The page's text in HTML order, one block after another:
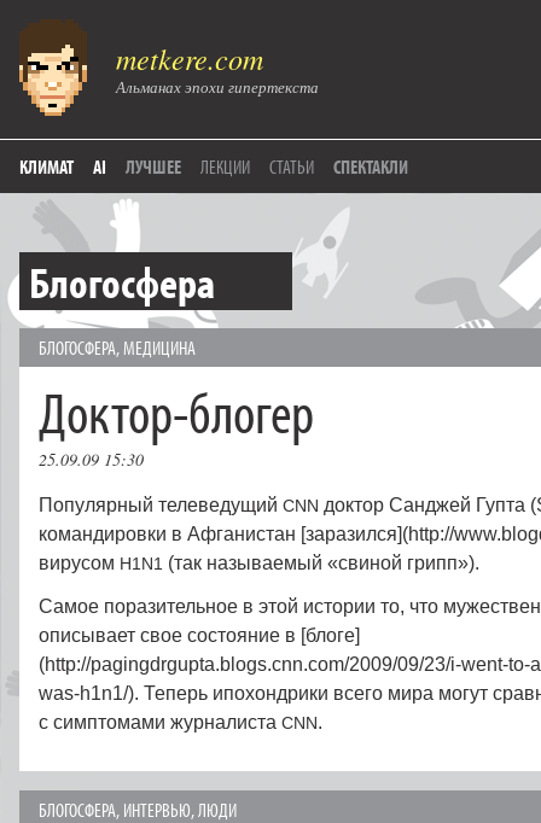
metkere.com
Альманах эпохи гипертекста
КЛИМАТ AI ЛУЧШЕЕ ЛЕКЦИИ СТАТЬИ СПЕКТАКЛИ
Блогосфера
БЛОГОСФЕРА,МЕДИЦИНА
Доктор-блогер
25.09.09 15:30
Популярный телеведущий CNN доктор Санджей Гупта
командировки в Афганистан [заразился](http://
вирусом H1N1 (так называемый «свиной грипп»).
Самое поразительное в этой истории то, что
описывает свое состояние в [блоге]
(http://pagingdrgupta.blogs.cnn.com/2009/09/23/i‑went-
was-h1n1/). Теперь ипохондрики всего мира могут
с симптомами журналиста CNN.
БЛОГОСФЕРА, ИНТЕРВЬЮ,ЛЮДИ